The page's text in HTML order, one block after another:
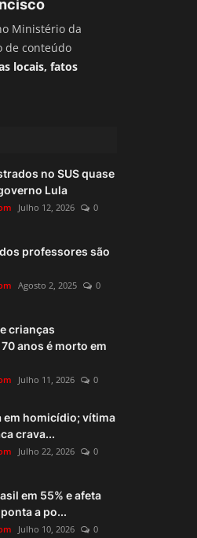
Ministério da
de conteúdo
locais, fatos
no SUS quase
Lula
Julho 12, 2026 0
professores são
Agosto 2, 2025 0
crianças
anos é morto em
Julho 11, 2026 0
em homicídio; vítima
crava...
Julho 22, 2026 0
em 55% e afeta
a po...
Julho 10, 2026 0